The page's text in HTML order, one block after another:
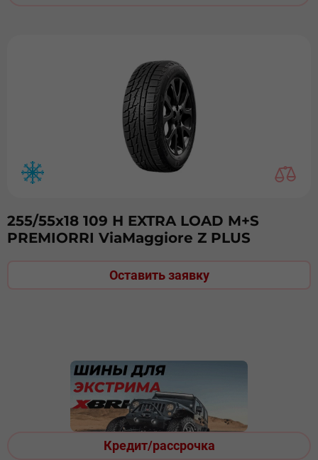
Кредит/рассрочка
255/55х18 109 Н EXTRA LOAD M+S
PREMIORRI ViaMaggiоre Z PLUS
Оставить заявку